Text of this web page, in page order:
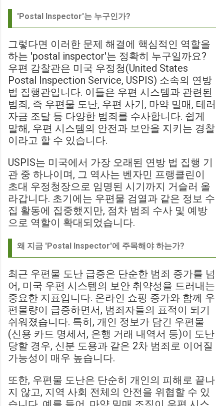
'Postal Inspector'는 누구인가?
그렇다면 이러한 문제 해결에 핵심적인 역할을
하는 'postal inspector'는 정확히 누구일까요?
우편 감찰관은 미국 우정청(United States
Postal Inspection Service, USPIS) 소속의 연방
법 집행관입니다. 이들은 우편 시스템과 관련된
범죄, 즉 우편물 도난, 우편 사기, 마약 밀매, 테러
자금 조달 등 다양한 범죄를 수사합니다. 쉽게
말해, 우편 시스템의 안전과 보안을 지키는 경찰
이라고 할 수 있습니다.
USPIS는 미국에서 가장 오래된 연방 법 집행 기
관 중 하나이며, 그 역사는 벤자민 프랭클린이
초대 우정청장으로 임명된 시기까지 거슬러 올
라갑니다. 초기에는 우편물 검열과 같은 정보 수
집 활동에 집중했지만, 점차 범죄 수사 및 예방
으로 역할이 확대되었습니다.
왜 지금 'Postal Inspector'에 주목해야 하는가?
최근 우편물 도난 급증은 단순한 범죄 증가를 넘
어, 미국 우편 시스템의 보안 취약성을 드러내는
중요한 지표입니다. 온라인 쇼핑 증가와 함께 우
편물량이 급증하면서, 범죄자들의 표적이 되기
쉬워졌습니다. 특히, 개인 정보가 담긴 우편물
(신용 카드 명세서, 은행 거래 내역서 등)이 도난
당할 경우, 신분 도용과 같은 2차 범죄로 이어질
가능성이 매우 높습니다.
또한, 우편물 도난은 단순히 개인의 피해로 끝나
지 않고, 지역 사회 전체의 안전을 위협할 수 있